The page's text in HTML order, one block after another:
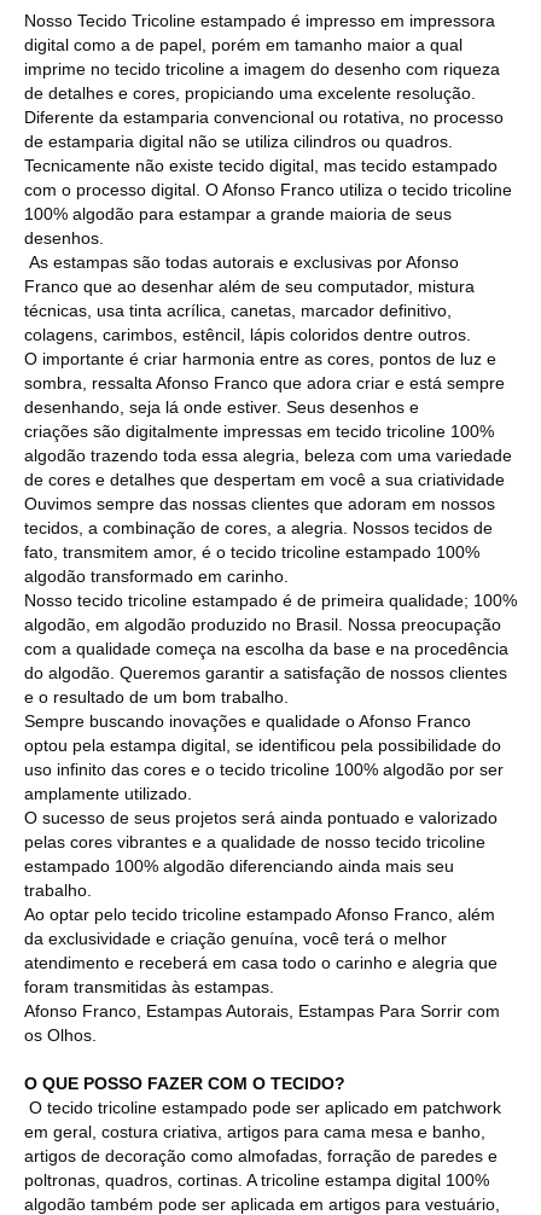
Nosso Tecido Tricoline estampado é impresso em impressora
digital como a de papel, porém em tamanho maior a qual
imprime no tecido tricoline a imagem do desenho com riqueza
de detalhes e cores, propiciando uma excelente resolução.
Diferente da estamparia convencional ou rotativa, no processo
de estamparia digital não se utiliza cilindros ou quadros.
Tecnicamente não existe tecido digital, mas tecido estampado
com o processo digital. O Afonso Franco utiliza o tecido tricoline
100% algodão para estampar a grande maioria de seus
desenhos.
As estampas são todas autorais e exclusivas por Afonso
Franco que ao desenhar além de seu computador, mistura
técnicas, usa tinta acrílica, canetas, marcador definitivo,
colagens, carimbos, estêncil, lápis coloridos dentre outros.
O importante é criar harmonia entre as cores, pontos de luz e
sombra, ressalta Afonso Franco que adora criar e está sempre
desenhando, seja lá onde estiver. Seus desenhos e
criações são digitalmente impressas em tecido tricoline 100%
algodão trazendo toda essa alegria, beleza com uma variedade
de cores e detalhes que despertam em você a sua criatividade
Ouvimos sempre das nossas clientes que adoram em nossos
tecidos, a combinação de cores, a alegria. Nossos tecidos de
fato, transmitem amor, é o tecido tricoline estampado 100%
algodão transformado em carinho.
Nosso tecido tricoline estampado é de primeira qualidade; 100%
algodão, em algodão produzido no Brasil. Nossa preocupação
com a qualidade começa na escolha da base e na procedência
do algodão. Queremos garantir a satisfação de nossos clientes
e o resultado de um bom trabalho.
Sempre buscando inovações e qualidade o Afonso Franco
optou pela estampa digital, se identificou pela possibilidade do
uso infinito das cores e o tecido tricoline 100% algodão por ser
amplamente utilizado.
O sucesso de seus projetos será ainda pontuado e valorizado
pelas cores vibrantes e a qualidade de nosso tecido tricoline
estampado 100% algodão diferenciando ainda mais seu
trabalho.
Ao optar pelo tecido tricoline estampado Afonso Franco, além
da exclusividade e criação genuína, você terá o melhor
atendimento e receberá em casa todo o carinho e alegria que
foram transmitidas às estampas.
Afonso Franco, Estampas Autorais, Estampas Para Sorrir com
os Olhos.
O QUE POSSO FAZER COM O TECIDO?
O tecido tricoline estampado pode ser aplicado em patchwork
em geral, costura criativa, artigos para cama mesa e banho,
artigos de decoração como almofadas, forração de paredes e
poltronas, quadros, cortinas. A tricoline estampa digital 100%
algodão também pode ser aplicada em artigos para vestuário,